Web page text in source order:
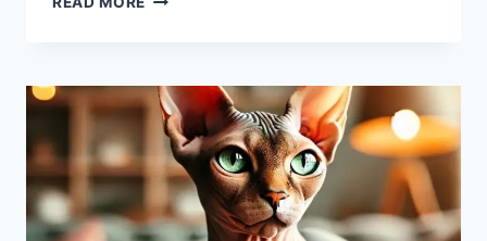
KATĖS,
KURIOS
PAVERGIA
ŠIRDIS